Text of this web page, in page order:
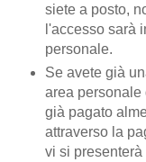
siete a posto,
l'accesso sarà
personale.
Se avete già
area personale
già pagato
attraverso la
vi si